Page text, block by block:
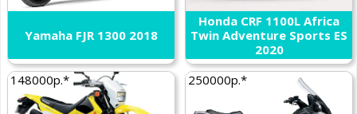
Yamaha FJR 1300 2018
Honda CRF 1100L Africa
Twin Adventure Sports ES
2020
148000р.*
250000р.*